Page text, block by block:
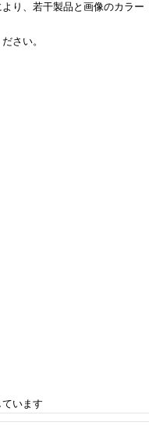
り、若干製品と画像のカラー
さい。
います